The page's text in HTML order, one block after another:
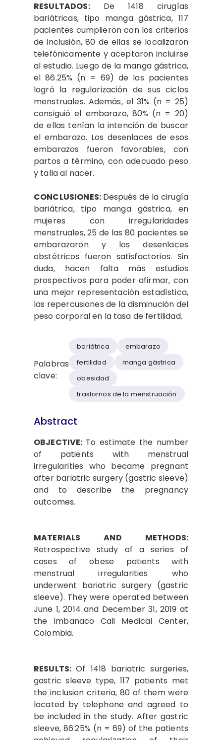
RESULTADOS:De 1418 cirugías
bariátricas, tipo manga gástrica, 117
pacientes cumplieron con los criterios
de inclusión, 80 de ellas se localizaron
telefónicamente y aceptaron incluirse
al estudio. Luego de la manga gástrica,
el 86.25% (n = 69) de las pacientes
logró la regularización de sus ciclos
menstruales. Además, el 31% (n = 25)
consiguió el embarazo, 80% (n = 20)
de ellas tenían la intención de buscar
el embarazo. Los desenlaces de esos
embarazos fueron favorables, con
partos a término, con adecuado peso
y talla al nacer.
CONCLUSIONES: Después de la cirugía
bariátrica, tipo manga gástrica, en
mujeres con irregularidades
menstruales, 25 de las 80 pacientes se
embarazaron y los desenlaces
obstétricos fueron satisfactorios. Sin
duda, hacen falta más estudios
prospectivos para poder afirmar, con
una mejor representación estadística,
las repercusiones de la disminución del
peso corporal en la tasa de fertilidad.
Palabras
clave:
bariátrica
embarazo
fertilidad
manga gástrica
obesidad
trastornos de la menstruación
Abstract
OBJECTIVE: To estimate the number
of patients with menstrual
irregularities who became pregnant
after bariatric surgery (gastric sleeve)
and to describe the pregnancy
outcomes.
MATERIALS AND METHODS:
Retrospective study of a series of
cases of obese patients with
menstrual irregularities who
underwent bariatric surgery (gastric
sleeve). They were operated between
June 1, 2014 and December 31, 2019 at
the Imbanaco Cali Medical Center,
Colombia.
RESULTS:Of 1418 bariatric surgeries,
gastric sleeve type, 117 patients met
the inclusion criteria, 80 of them were
located by telephone and agreed to
be included in the study. After gastric
sleeve, 86.25% (n = 69) of the patients